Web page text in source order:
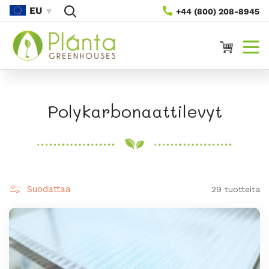
Siirry
Sisältöön
+44 (800) 208-8945
EU
Ostoskori
K
o
e
m
Polykarbonaattilevyt
Suodattaa 29 tuotteita